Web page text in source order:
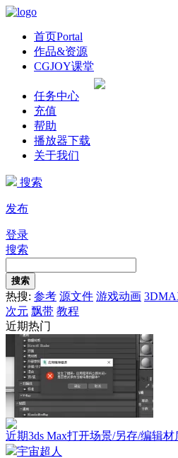
首页Portal
作品&资源
CGJOY课堂
任务中心
充值
帮助
播放器下载
关于我们
搜索
发布
登录
搜索
搜索
热搜: 参考 源文件 游戏动画
次元 飘带 教程
近期热门
近期3ds Max打开场景/另存/编辑材
宇宙超人